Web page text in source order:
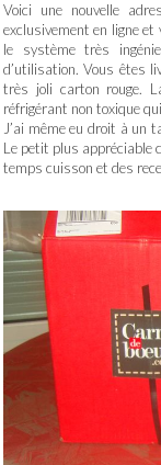
Voici une nouvelle
exclusivement en ligne
le système très
d’utilisation. Vous êtes
très joli carton rouge.
réfrigérant non toxique
J’ai même eu droit à un
Le petit plus appréciable
temps cuisson et des